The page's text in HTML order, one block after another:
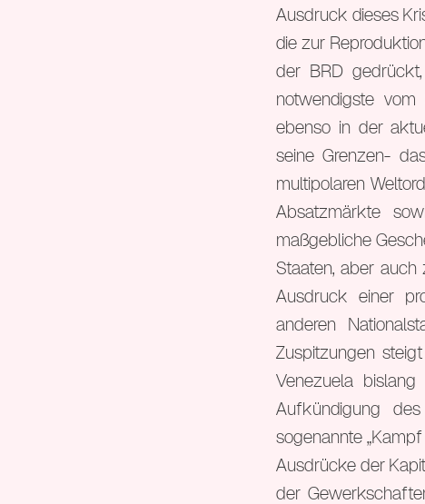
Ausdruck dieses
die zur
der BRD
notwendigste vom
ebenso in der
seine Grenzen-
multipolaren
Absatzmärkte
maßgebliche
Staaten, aber
Ausdruck einer
anderen
Zuspitzungen
Venezuela
Aufkündigung
sogenannte
Ausdrücke der
der